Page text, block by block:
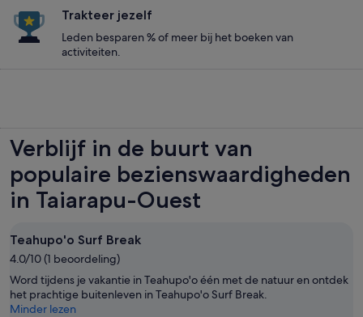
Trakteer jezelf
Leden besparen % of meer bij het boeken van
activiteiten.
Verblijf in de buurt van
populaire bezienswaardigheden
in Taiarapu-Ouest
Teahupo'o Surf Break
4.0/10 (1 beoordeling)
Word tijdens je vakantie in Teahupo'o één met de natuur en ontdek
het prachtige buitenleven in Teahupo'o Surf Break.
Minder lezen